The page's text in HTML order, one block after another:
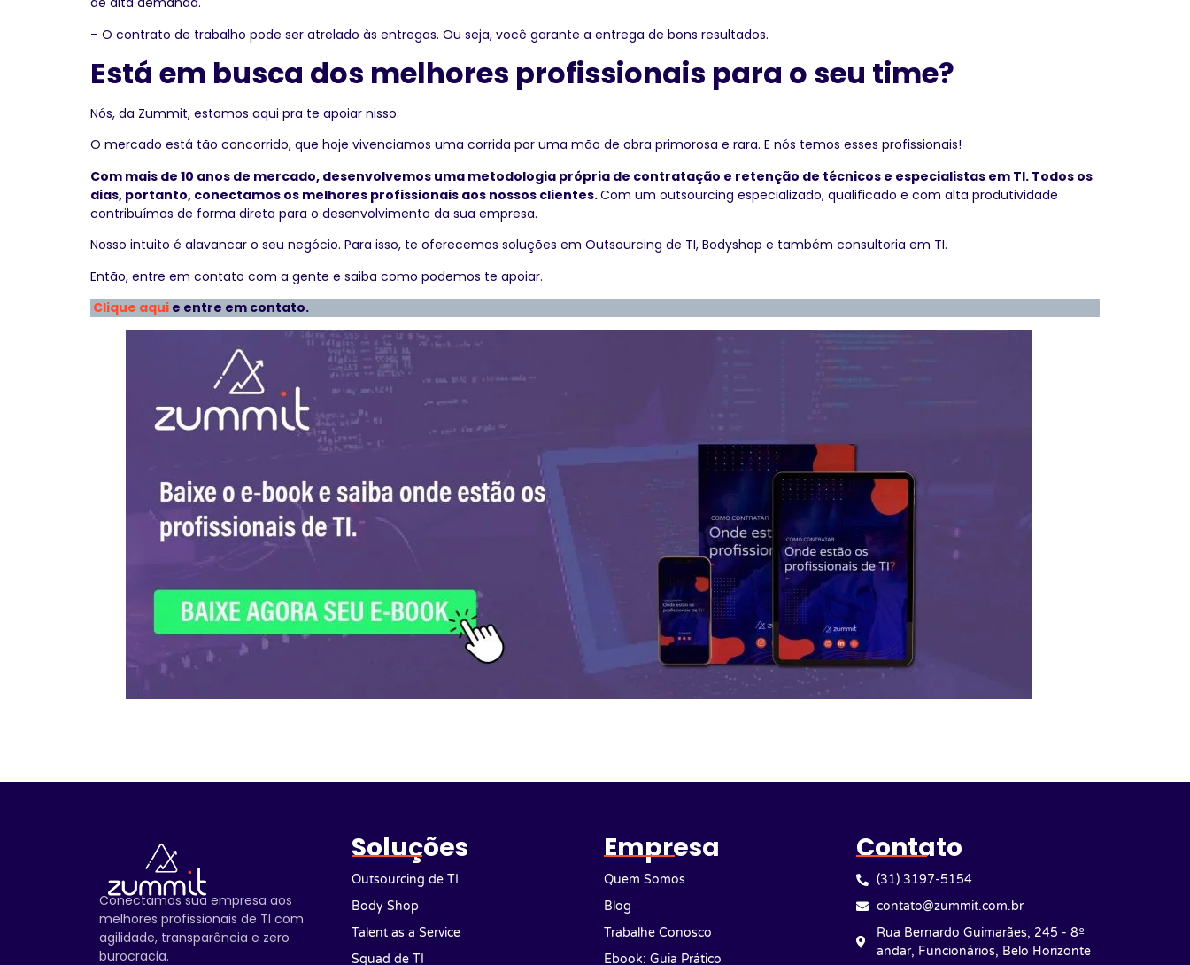
– O contrato de trabalho pode ser atrelado às entregas. Ou seja, você garante a entrega de bons resultados.
Está em busca dos melhores profissionais para o seu time?
Nós, da Zummit, estamos aqui pra te apoiar nisso.
O mercado está tão concorrido, que hoje vivenciamos uma corrida por uma mão de obra primorosa e rara. E nós temos esses profissionais!
Com mais de 10 anos de mercado, desenvolvemos uma metodologia própria de contratação e retenção de técnicos e especialistas em TI. Todos os
dias, portanto, conectamos os melhores profissionais aos nossos clientes.Com um outsourcing especializado, qualificado e com alta produtividade
contribuímos de forma direta para o desenvolvimento da sua empresa.
Nosso intuito é alavancar o seu negócio. Para isso, te oferecemos soluções em Outsourcing de TI, Bodyshop e também consultoria em TI.
Então, entre em contato com a gente e saiba como podemos te apoiar.
Clique aqui e entre em contato.
Conectamos sua empresa aos
melhores profissionais de TI com
agilidade, transparência e zero
burocracia.
Soluções
Outsourcing de TI
Body Shop
Talent as a Service
Squad de TI
Empresa
Quem Somos
Blog
Trabalhe Conosco
Ebook: Guia Prático
Contato
(31) 3197-5154
contato@zummit.com.br
Rua Bernardo Guimarães, 245 - 8º
andar, Funcionários, Belo Horizonte